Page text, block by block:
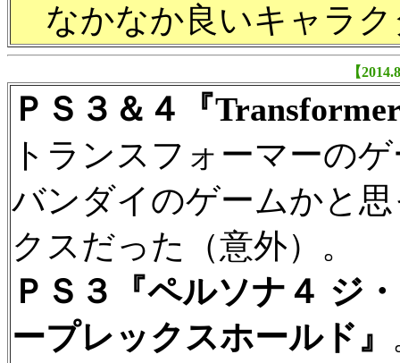
なかなか良いキャラク
【
ＰＳ３＆４『
トランスフォーマーの
バンダイのゲームかと
クスだった（意外）。
ＰＳ３『ペルソナ４ ジ
ープレックスホールド』